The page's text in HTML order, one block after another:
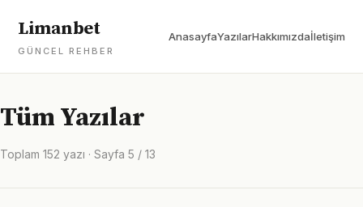
Limanbet
GÜNCEL REHBER
AnasayfaYazılarHakkımızdaİletişim
Tüm Yazılar
Toplam 152 yazı · Sayfa 5 / 13